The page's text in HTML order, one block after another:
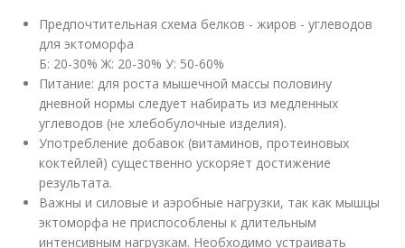
Предпочтительная схема белков - жиров - углеводов
для эктоморфа
Б: 20-30% Ж: 20-30% У: 50-60%
Питание: для роста мышечной массы половину
дневной нормы следует набирать из медленных
углеводов (не хлебобулочные изделия).
Употребление добавок (витаминов, протеиновых
коктейлей) существенно ускоряет достижение
результата.
Важны и силовые и аэробные нагрузки, так как мышцы
эктоморфа не приспособлены к длительным
интенсивным нагрузкам. Необходимо устраивать